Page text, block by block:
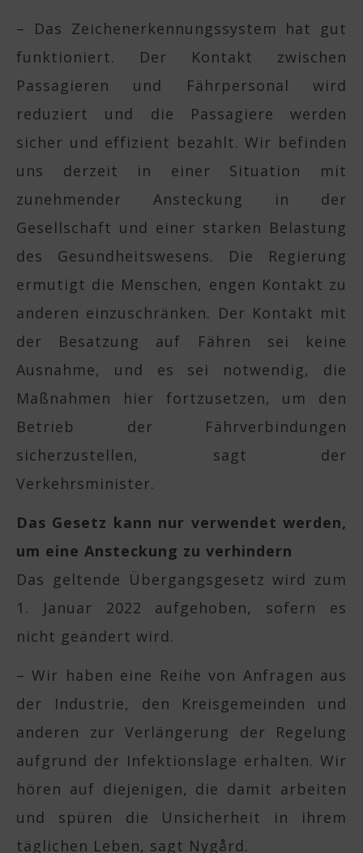
– Das Zeichenerkennungssystem hat gut
funktioniert. Der Kontakt zwischen
Passagieren und Fährpersonal wird
reduziert und die Passagiere werden
sicher und effizient bezahlt. Wir befinden
uns derzeit in einer Situation mit
zunehmender Ansteckung in der
Gesellschaft und einer starken Belastung
des Gesundheitswesens. Die Regierung
ermutigt die Menschen, engen Kontakt zu
anderen einzuschränken. Der Kontakt mit
der Besatzung auf Fähren sei keine
Ausnahme, und es sei notwendig, die
Maßnahmen hier fortzusetzen, um den
Betrieb der Fährverbindungen
sicherzustellen, sagt der
Verkehrsminister.
Das Gesetz kann nur verwendet werden,
um eine Ansteckung zu verhindern
Das geltende Übergangsgesetz wird zum
1. Januar 2022 aufgehoben, sofern es
nicht geändert wird.
– Wir haben eine Reihe von Anfragen aus
der Industrie, den Kreisgemeinden und
anderen zur Verlängerung der Regelung
aufgrund der Infektionslage erhalten. Wir
hören auf diejenigen, die damit arbeiten
und spüren die Unsicherheit in ihrem
täglichen Leben, sagt Nygård.